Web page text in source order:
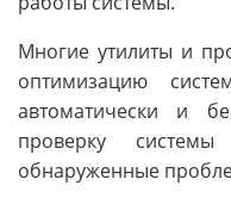
Многие утилиты и
оптимизацию
автоматически и
проверку
обнаруженные